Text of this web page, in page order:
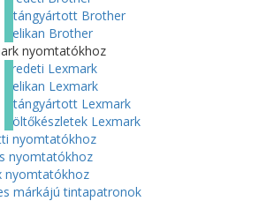
Utángyártott Brother
Pelikan Brother
nyomtatókhoz
Eredeti Lexmark
Pelikan Lexmark
Utángyártott Lexmark
Töltőkészletek Lexmark
nyomtatókhoz
nyomtatókhoz
nyomtatókhoz
márkájú tintapatronok